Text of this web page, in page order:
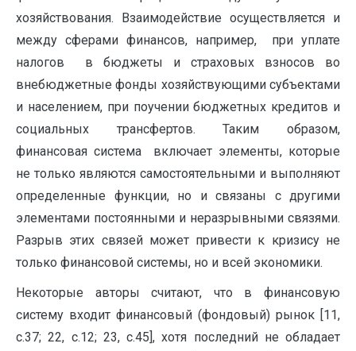
хозяйствования. Взаимодействие осуществляется и
между сферами финансов, например, при уплате
налогов в бюджеты и страховых взносов во
внебюджетные фонды хозяйствующими субъектами
и населением, при поучении бюджетных кредитов и
социальных трансфертов. Таким образом,
финансовая система включает элементы, которые
не только являются самостоятельными и выполняют
определенные функции, но и связаны с другими
элементами постоянными и неразрывными связями.
Разрыв этих связей может привести к кризису не
только финансовой системы, но и всей экономики.
Некоторые авторы считают, что в финансовую
систему входит финансовый (фондовый) рынок [11,
с.37; 22, с.12; 23, с.45], хотя последний не обладает